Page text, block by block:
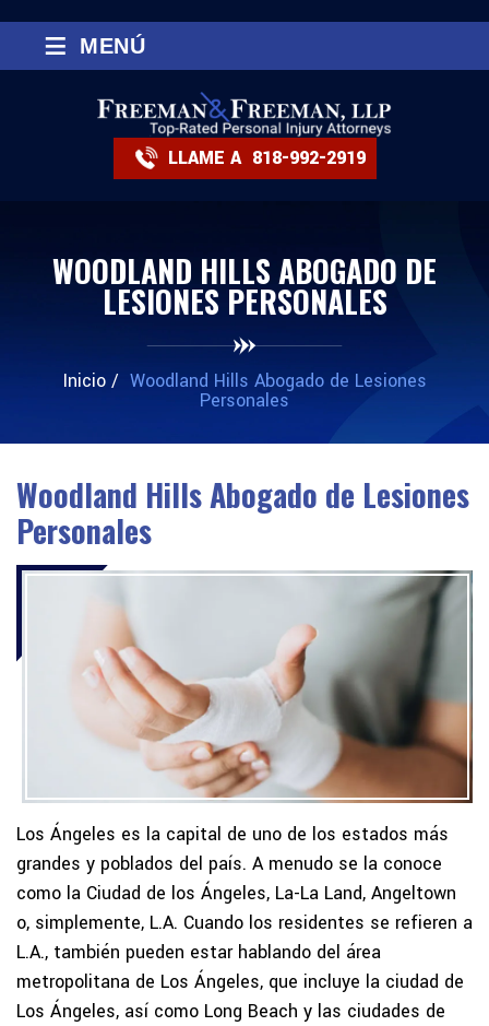
LLAME A 818-992-2919
≡ MENÚ
WOODLAND HILLS ABOGADO DE
LESIONES PERSONALES
Inicio/ Woodland Hills Abogado de Lesiones
Personales
Woodland Hills Abogado de Lesiones
Personales
Los Ángeles es la capital de uno de los estados más
grandes y poblados del país. A menudo se la conoce
como la Ciudad de los Ángeles, La-La Land, Angeltown
o, simplemente, L.A. Cuando los residentes se refieren a
L.A., también pueden estar hablando del área
metropolitana de Los Ángeles, que incluye la ciudad de
Los Ángeles, así como Long Beach y las ciudades de